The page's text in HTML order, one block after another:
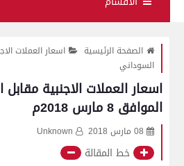
الصفحة الرئيسية
اسعار العملات
السوداني
اسعار العملات الاجنبية مقابل
الموافق 8 مارس 2018م
08 مارس 2018 Unknown
خط المقالة